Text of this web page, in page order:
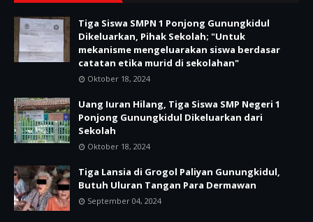
Tiga Siswa SMPN 1 Ponjong Gunungkidul
Dikeluarkan, Pihak Sekolah; "Untuk
mekanisme mengeluarakan siswa berdasar
catatan etika murid di sekolahan"
Oktober 18, 2024
Uang Iuran Hilang, Tiga Siswa SMP Negeri 1
Ponjong Gunungkidul Dikeluarkan dari
Sekolah
Oktober 18, 2024
Tiga Lansia di Grogol Paliyan Gunungkidul,
Butuh Uluran Tangan Para Dermawan
September 04, 2024